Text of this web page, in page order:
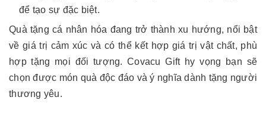
để tạo sự đặc biệt.
Quà tặng cá nhân hóa đang trở thành xu hướng, nổi bật
về giá trị cảm xúc và có thể kết hợp giá trị vật chất, phù
hợp tặng mọi đối tượng. Covacu Gift hy vọng bạn sẽ
chọn được món quà độc đáo và ý nghĩa dành tặng người
thương yêu.